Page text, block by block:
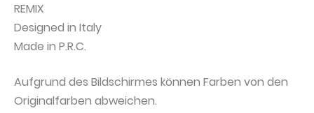
REMIX
Designed in Italy
Made in P.R.C.
Aufgrund des Bildschirmes können Farben von den
Originalfarben abweichen.